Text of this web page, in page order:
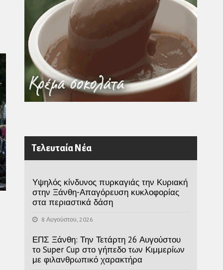
Τελευταία Νέα
Υψηλός κίνδυνος πυρκαγιάς την Κυριακή
στην Ξάνθη-Απαγόρευση κυκλοφορίας
στα περιαστικά δάση
8 Αυγούστου, 2026
ΕΠΣ Ξάνθη: Την Τετάρτη 26 Αυγούστου
το Super Cup στο γήπεδο των Κιμμερίων
με φιλανθρωπικό χαρακτήρα